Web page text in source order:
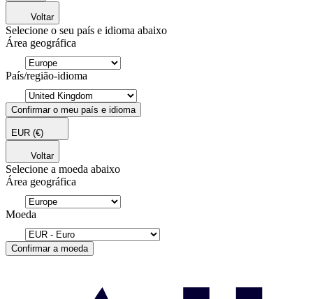
Voltar
Selecione o seu país e idioma abaixo
Área geográfica
País/região-idioma
Confirmar o meu país e idioma
EUR (€)
Voltar
Selecione a moeda abaixo
Área geográfica
Moeda
Confirmar a moeda